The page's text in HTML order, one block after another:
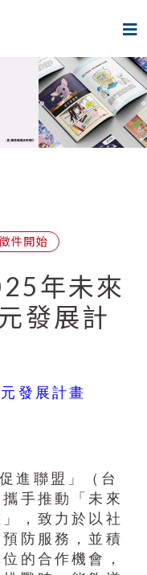
下
件開始
年未來
發展計
發展計畫
進聯盟」（台
手推動「未來
，致力於以社
防服務，並積
的合作機會，